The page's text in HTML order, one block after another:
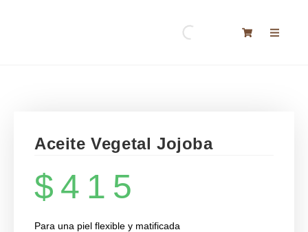
Aceite Vegetal Jojoba
$ 415
Para una piel flexible y matificada